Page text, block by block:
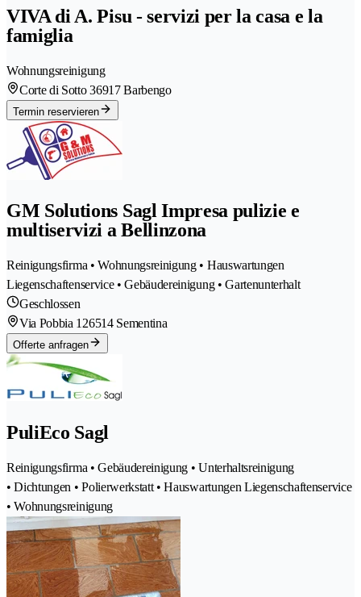
VIVA di A. Pisu - servizi per la casa e la
famiglia
Wohnungsreinigung
Corte di Sotto 36917 Barbengo
Termin reservieren
GM Solutions Sagl Impresa pulizie e
multiservizi a Bellinzona
Reinigungsfirma • Wohnungsreinigung • Hauswartungen
Liegenschaftenservice • Gebäudereinigung • Gartenunterhalt
Geschlossen
Via Pobbia 126514 Sementina
Offerte anfragen
PuliEco Sagl
Reinigungsfirma • Gebäudereinigung • Unterhaltsreinigung
• Dichtungen • Polierwerkstatt • Hauswartungen Liegenschaftenservice
• Wohnungsreinigung